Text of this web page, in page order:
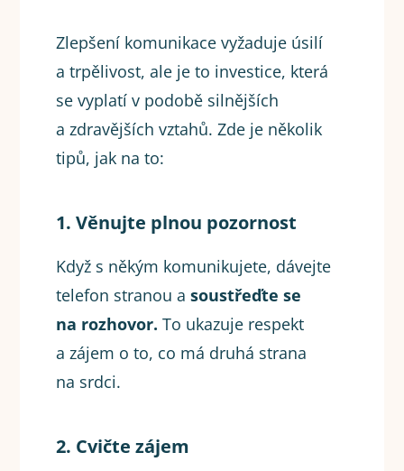
Zlepšení komunikace vyžaduje úsilí
a trpělivost, ale je to investice, která
se vyplatí v podobě silnějších
a zdravějších vztahů. Zde je několik
tipů, jak na to:
1. Věnujte plnou pozornost
Když s někým komunikujete, dávejte
telefon stranou asoustřeďte se
na rozhovor. To ukazuje respekt
a zájem o to, co má druhá strana
na srdci.
2. Cvičte zájem